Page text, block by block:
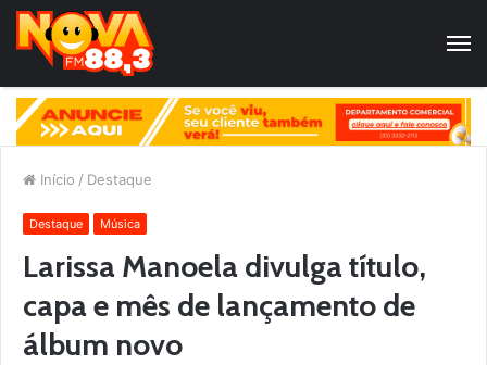
Início / Destaque
Destaque Música
Larissa Manoela divulga título,
capa e mês de lançamento de
álbum novo